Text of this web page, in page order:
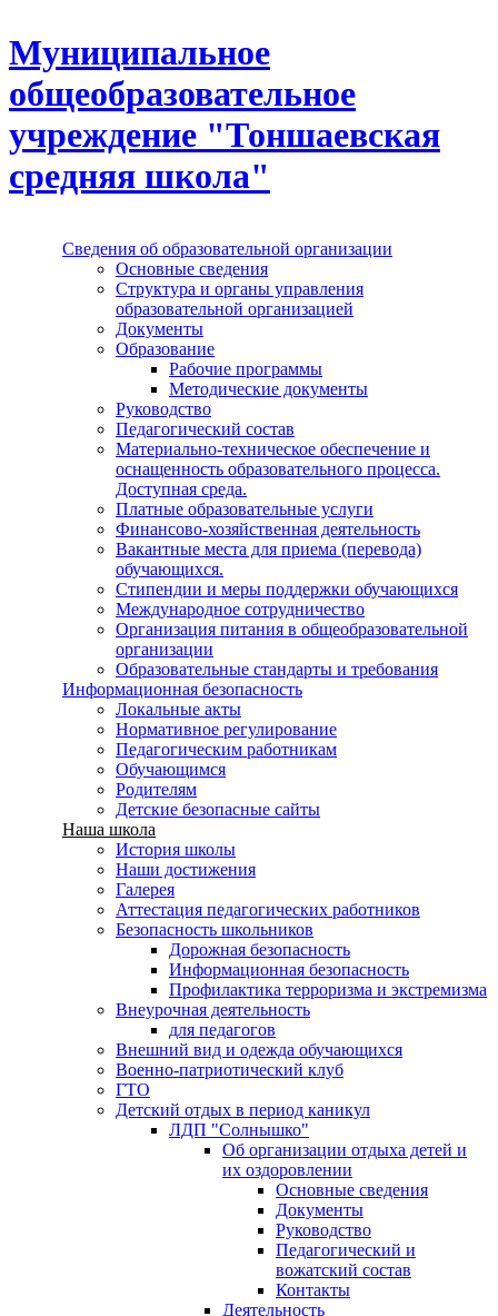
Муниципальное
общеобразовательное
учреждение "Тоншаевская
средняя школа"
Сведения об образовательной организации
Основные сведения
Структура и органы управления
образовательной организацией
Документы
Образование
Рабочие программы
Методические документы
Руководство
Педагогический состав
Материально-техническое обеспечение и
оснащенность образовательного процесса.
Доступная среда.
Платные образовательные услуги
Финансово-хозяйственная деятельность
Вакантные места для приема (перевода)
обучающихся.
Стипендии и меры поддержки обучающихся
Международное сотрудничество
Организация питания в общеобразовательной
организации
Образовательные стандарты и требования
Информационная безопасность
Локальные акты
Нормативное регулирование
Педагогическим работникам
Обучающимся
Родителям
Детские безопасные сайты
Наша школа
История школы
Наши достижения
Галерея
Аттестация педагогических работников
Безопасность школьников
Дорожная безопасность
Информационная безопасность
Профилактика терроризма и экстремизма
Внеурочная деятельность
для педагогов
Внешний вид и одежда обучающихся
Военно-патриотический клуб
ГТО
Детский отдых в период каникул
ЛДП "Солнышко"
Об организации отдыха детей и
их оздоровлении
Основные сведения
Документы
Руководство
Педагогический и
вожатский состав
Контакты
Деятельность